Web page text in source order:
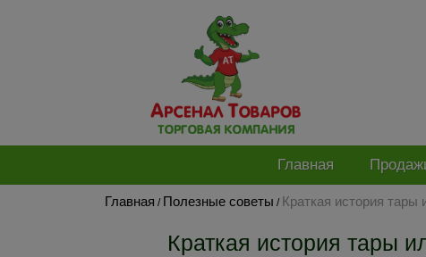
Главная
Главная / Полезные советы / Краткая история тары
Краткая история тары